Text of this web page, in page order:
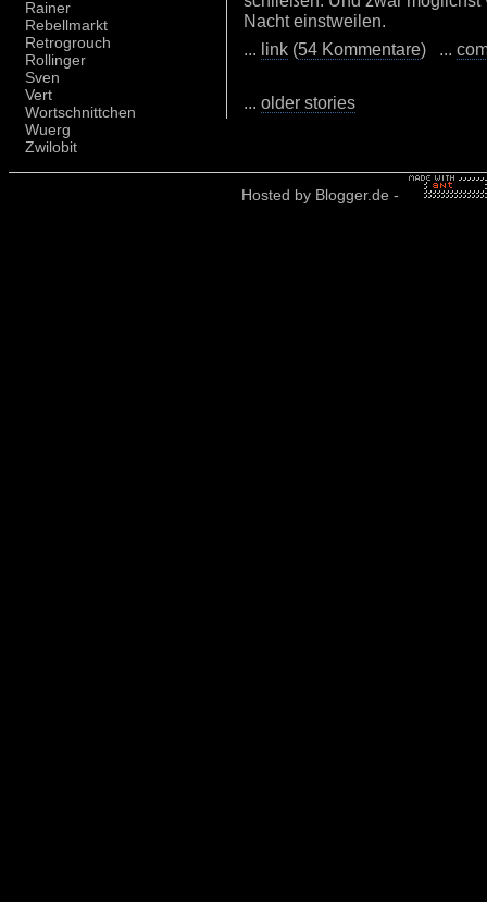
Rainer
Rebellmarkt
Retrogrouch
Rollinger
Sven
Vert
Wortschnittchen
Wuerg
Zwilobit
Nacht einstweilen.
... link (54 Kommentare) ...
... older stories
Hosted by Blogger.de -